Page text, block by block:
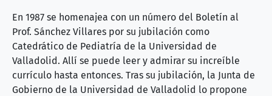
En 1987 se homenajea con un número del Boletín al
Prof. Sánchez Villares por su jubilación como
Catedrático de Pediatría de la Universidad de
Valladolid. Allí se puede leer y admirar su increíble
currículo hasta entonces. Tras su jubilación, la Junta de
Gobierno de la Universidad de Valladolid lo propone